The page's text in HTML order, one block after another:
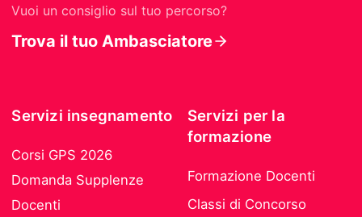
Vuoi un consiglio sul tuo percorso?
Trova il tuo Ambasciatore
Servizi insegnamento
Corsi GPS 2026
Domanda Supplenze
Docenti
Servizi per la
formazione
Formazione Docenti
Classi di Concorso